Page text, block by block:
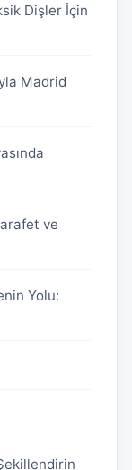
Dişler İçin
Madrid
ve
Yolu: